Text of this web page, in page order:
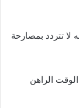
لا تتردد بمصارحة
الراهن